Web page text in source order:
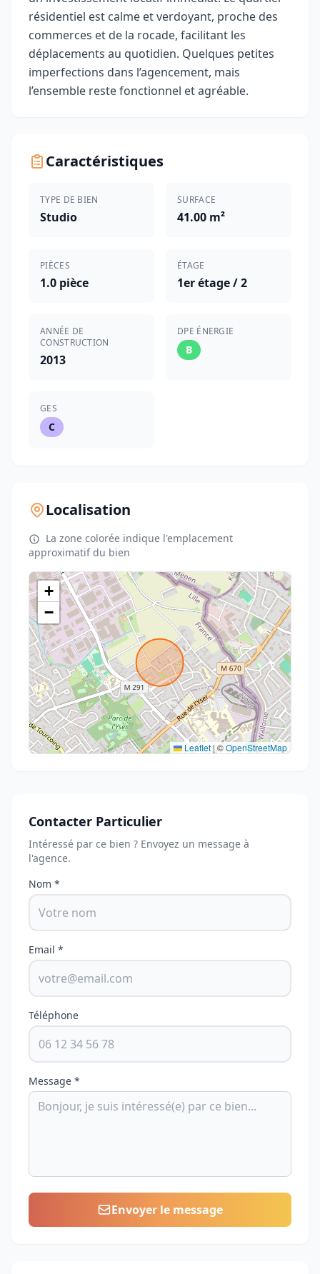
résidentiel est calme et verdoyant, proche des
commerces et de la rocade, facilitant les
déplacements au quotidien. Quelques petites
imperfections dans l’agencement, mais
l’ensemble reste fonctionnel et agréable.
Caractéristiques
TYPE DE BIEN
Studio
SURFACE
41.00 m²
PIÈCES
1.0 pièce
ÉTAGE
1er étage / 2
ANNÉE DE
CONSTRUCTION
2013
DPE ÉNERGIE
B
GES
C
Localisation
La zone colorée indique l'emplacement
approximatif du bien
+
−
Leaflet | ©OpenStreetMap
Contacter Particulier
Intéressé par ce bien ? Envoyez un message à
l'agence.
Nom *
Email *
Téléphone
Message *
Envoyer le message